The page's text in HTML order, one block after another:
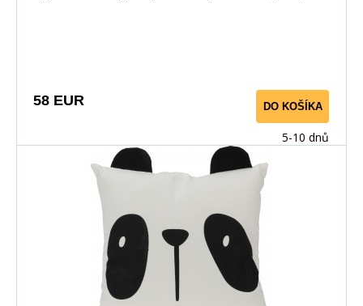
materiály na výrobu sú vhodné pre deti do troch rokov.
58 EUR DO KOŠÍKA
5-10 dnů